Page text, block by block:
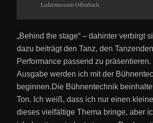
Ledermuseum Offenbach.
„Behind the stage“ – dahinter verbirgt
dazu beiträgt den Tanz, den
Performance passend zu
Ausgabe werden ich mit der
beginnen.Die Bühnentechnik
Ton. Ich weiß, dass ich nur einen
dieses vielfältige Thema bringe, aber